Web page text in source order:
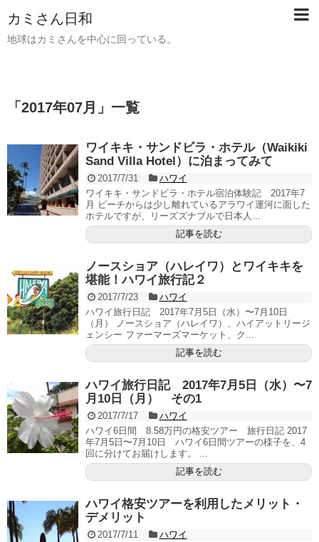
カミさん日和
地球はカミさんを中心に回っている。
「 2017年07月 」 一覧
ワイキキ・サンドビラ・ホテル（Waikiki
Sand Villa Hotel）に泊まってみて
2017/7/31
ハワイ
ワイキキ・サンドビラ・ホテル宿泊体験記 2017年7
月 ビーチからは少し離れているアラワイ運河に面した
ホテルですが、リーズズナブルで日本人...
記事を読む
ノースショア（ハレイワ）とワイキキを
堪能！ハワイ旅行記２
2017/7/23
ハワイ
ハワイ旅行日記 2017年7月5日（水）〜7月10日
（月） ノースショア（ハレイワ）、ハイアットリージ
ェンシー ファーマーズマーケット、ク...
記事を読む
ハワイ旅行日記 2017年7月5日（水）〜7
月10日（月） その1
2017/7/17
ハワイ
ハワイ6日間 8.58万円の格安ツアー 旅行日記 2017
年7月5日〜7月10日 ハワイ6日間ツアーの様子を、4
回に分けてお届けします。 ...
記事を読む
ハワイ格安ツアーを利用したメリット・
デメリット
2017/7/11
ハワイ